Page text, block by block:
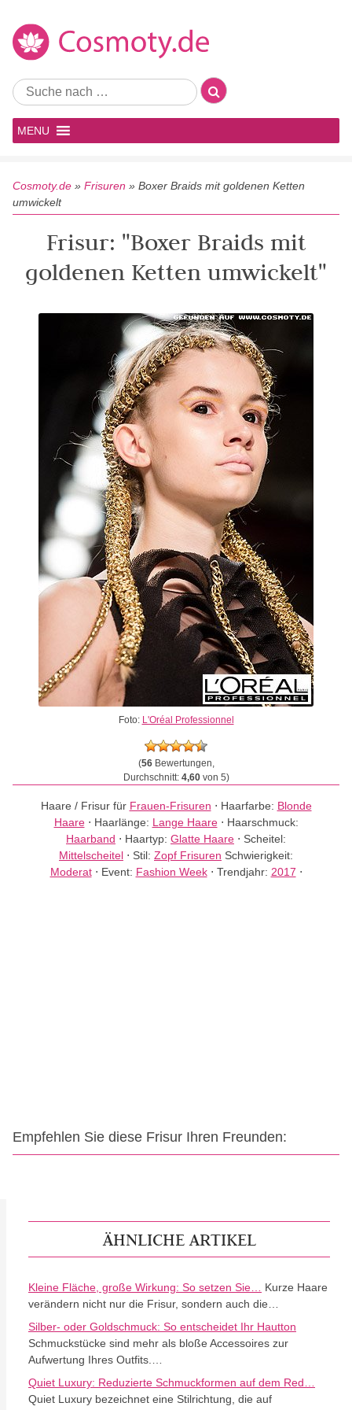
MENU
Cosmoty.de » Frisuren » Boxer Braids mit goldenen Ketten
umwickelt
Frisur: "Boxer Braids mit
goldenen Ketten umwickelt"
Foto: L'Oréal Professionnel
(56Bewertungen,
Durchschnitt: 4,60von 5)
Haare / Frisur für Frauen-Frisuren ⋅ Haarfarbe: Blonde
Haare⋅ Haarlänge: Lange Haare⋅ Haarschmuck:
Haarband ⋅ Haartyp: Glatte Haare ⋅ Scheitel:
Mittelscheitel ⋅ Stil: Zopf Frisuren Schwierigkeit:
Moderat⋅ Event: Fashion Week⋅ Trendjahr: 2017 ⋅
Empfehlen Sie diese Frisur Ihren Freunden:
ÄHNLICHE ARTIKEL
Kleine Fläche, große Wirkung: So setzen Sie…
Kurze Haare
verändern nicht nur die Frisur, sondern auch die…
Silber- oder Goldschmuck: So entscheidet Ihr Hautton
Schmuckstücke sind mehr als bloße Accessoires zur
Aufwertung Ihres Outfits.…
Quiet Luxury: Reduzierte Schmuckformen auf dem Red…
Quiet Luxury bezeichnet eine Stilrichtung, die auf